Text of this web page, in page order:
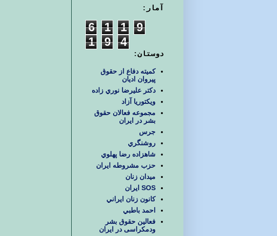
آمار:
6 1 1
9
1
9 4
دوستان:
کمیته دفاع از حقوق
پیروان ادیان
دكتر عليرضا نوري زاده
ويكتوريا آزاد
مجموعه فعالان حقوق
بشر در ایران
جرس
روشنگري
شاهزاده رضا پهلوي
حزب مشروطه ايران
ميدان زنان
SOS ایران
كانون زنان ايراني
احمد باطبي
فعالین حقوق بشر
ودمکراسی در ایران